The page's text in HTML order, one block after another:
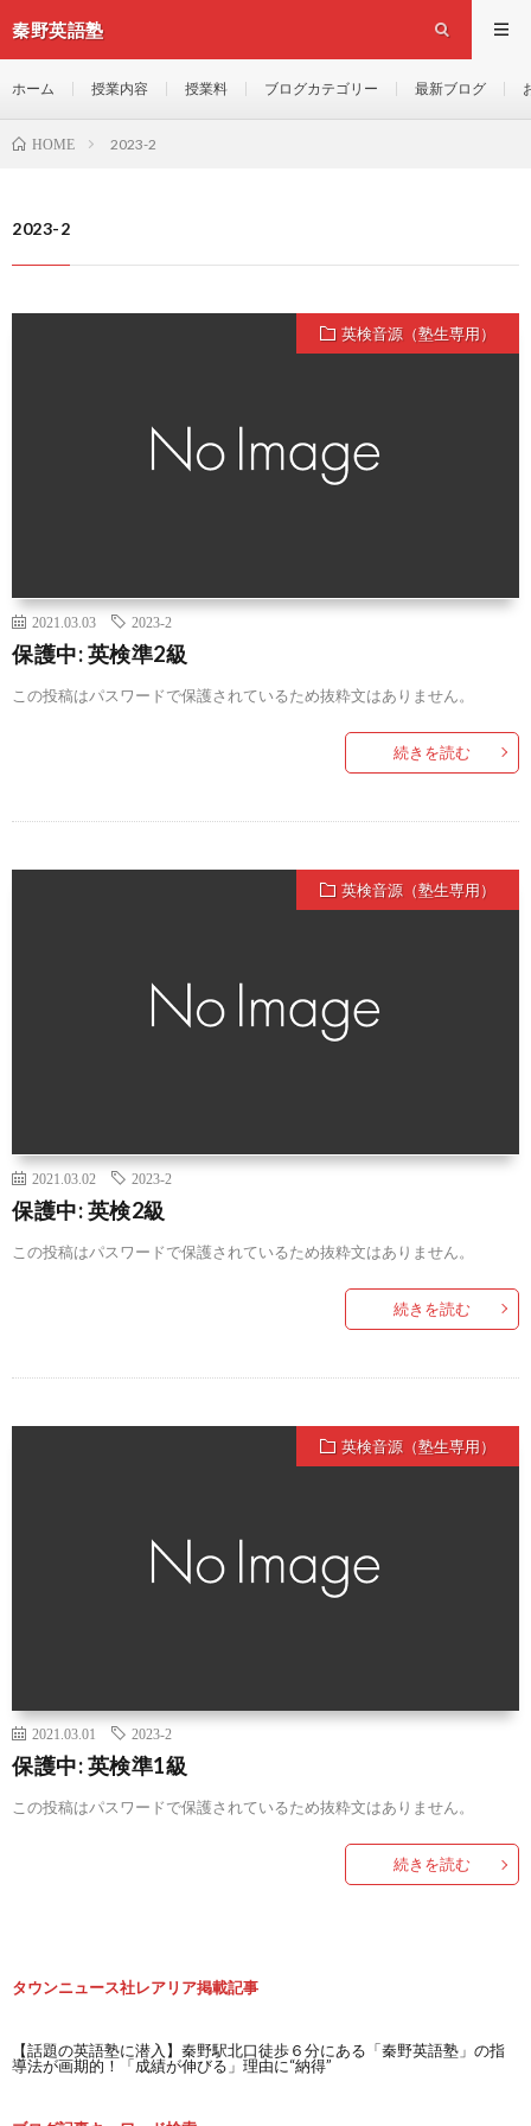
秦野英語塾
ホーム 授業内容 授業料 ブログカテゴリー 最新ブログ
HOME 2023-2
2023-2
英検音源（塾生専用）
2021.03.03 2023-2
保護中: 英検準2級
この投稿はパスワードで保護されているため抜粋文はありません。
続きを読む
英検音源（塾生専用）
2021.03.02 2023-2
保護中: 英検2級
この投稿はパスワードで保護されているため抜粋文はありません。
続きを読む
英検音源（塾生専用）
2021.03.01 2023-2
保護中: 英検準1級
この投稿はパスワードで保護されているため抜粋文はありません。
続きを読む
タウンニュース社レアリア掲載記事
【話題の英語塾に潜入】秦野駅北口徒歩６分にある「秦野英語塾」の指
導法が画期的！「成績が伸びる」理由に“納得”